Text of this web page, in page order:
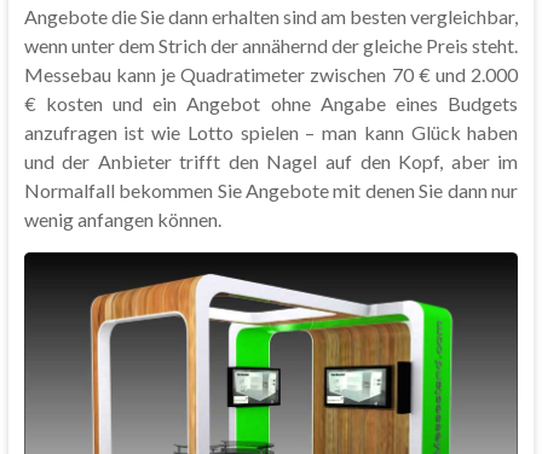
Angebote die Sie dann erhalten sind am besten vergleichbar,
wenn unter dem Strich der annähernd der gleiche Preis steht.
Messebau kann je Quadratimeter zwischen 70 € und 2.000
€ kosten und ein Angebot ohne Angabe eines Budgets
anzufragen ist wie Lotto spielen – man kann Glück haben
und der Anbieter trifft den Nagel auf den Kopf, aber im
Normalfall bekommen Sie Angebote mit denen Sie dann nur
wenig anfangen können.